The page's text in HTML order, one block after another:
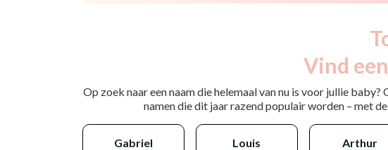
Vind
Op zoek naar een naam die helemaal van nu is voor jullie
namen die dit jaar razend populair worden – met
gabriel louis arthur